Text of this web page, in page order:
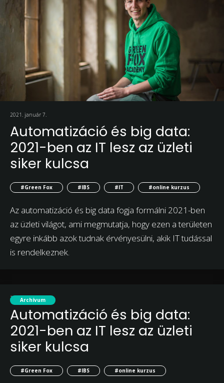
2021. január 7.
Automatizáció és big data:
2021-ben az IT lesz az üzleti
siker kulcsa
#Green Fox #IBS #IT #online kurzus
Az automatizáció és big data fogja formálni 2021-ben
az üzleti világot, ami megmutatja, hogy ezen a területen
egyre inkább azok tudnak érvényesülni, akik IT tudással
is rendelkeznek.
Archívum
2021. január 7.
Automatizáció és big data:
2021-ben az IT lesz az üzleti
siker kulcsa
#Green Fox #IBS #online kurzus